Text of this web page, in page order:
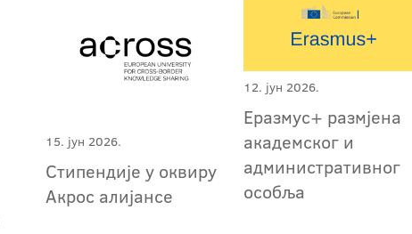
15. јун 2026.
Стипендије у оквиру
Акрос алијансе
12. јун 2026.
Еразмус+ размјена
академског и
административног
особља